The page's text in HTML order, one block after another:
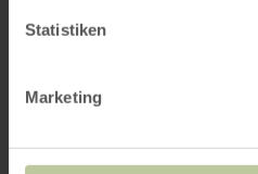
Statistiken
Marketing